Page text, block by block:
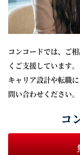
コンコードでは、ご
くご支援しています。
キャリア設計や転職
問い合わせください。
コ